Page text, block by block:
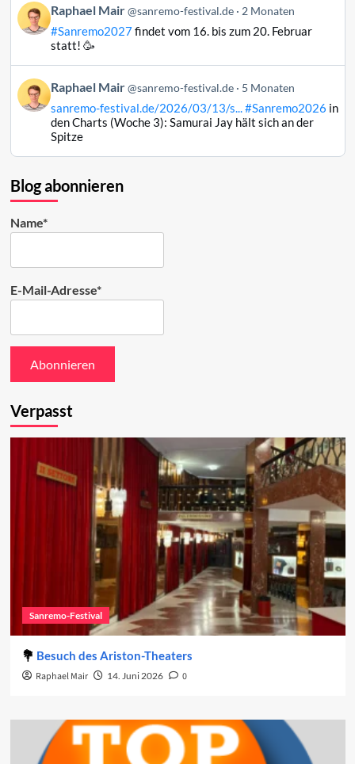
ansehen
Beitrag
von
Raphael
Bluesky
ansehen
Raphael Mair @sanremo-festival.de 2 Monaten
#Sanremo2027findet vom 16. bis zum 20. Februar
statt! 🥳
Beitrag
von
Raphael
ansehen
Raphael Mair @sanremo-festival.de 5 Monaten
sanremo-festival.de/2026/03/13/s...#Sanremo2026 in
den Charts (Woche 3): Samurai Jay hält sich an der
Spitze
Blog abonnieren
Name*
E-Mail-Adresse*
Verpasst
Sanremo-Festival
Besuch des Ariston-Theaters
Raphael Mair 14. Juni 2026 0